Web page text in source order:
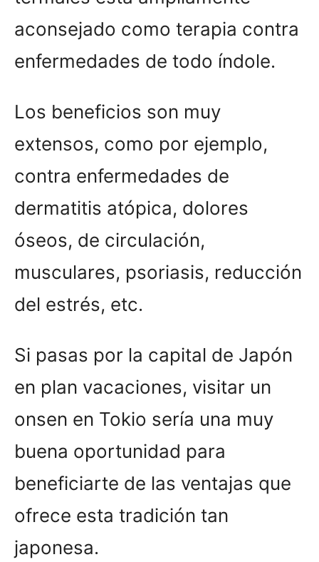
aconsejado como terapia contra
enfermedades de todo índole.
Los beneficios son muy
extensos, como por ejemplo,
contra enfermedades de
dermatitis atópica, dolores
óseos, de circulación,
musculares, psoriasis, reducción
del estrés, etc.
Si pasas por la capital de Japón
en plan vacaciones, visitar un
onsen en Tokio sería una muy
buena oportunidad para
beneficiarte de las ventajas que
ofrece esta tradición tan
japonesa.